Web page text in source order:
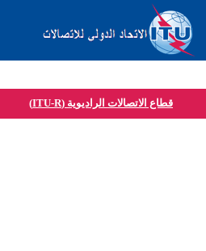
قطاع الاتصالات الراديوية (ITU-R)